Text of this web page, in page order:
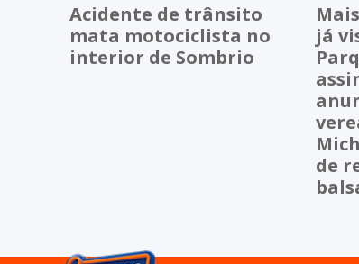
Acidente de trânsito
mata motociclista no
interior de Sombrio
já
de